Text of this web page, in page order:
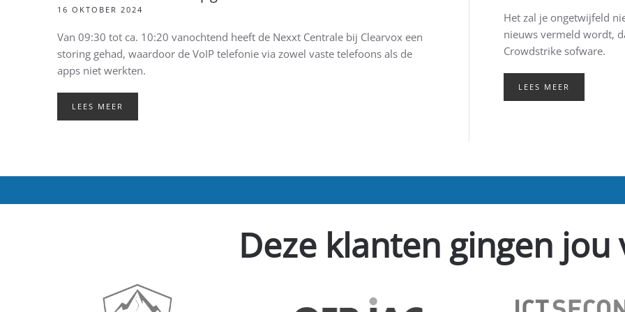
16 OKTOBER 2024
Van 09:30 tot ca. 10:20 vanochtend heeft de Nexxt Centrale bij Clearvox een
storing gehad, waardoor de VoIP telefonie via zowel vaste telefoons als de
apps niet werkten.
LEES MEER
Het zal je ongetwijfeld
nieuws vermeld wordt,
Crowdstrike sofware.
LEES MEER
Deze klanten gingen jou